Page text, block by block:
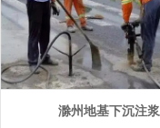
滁州地基下沉注浆